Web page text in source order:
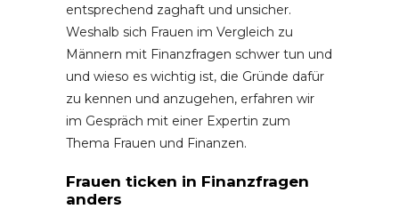
entsprechend zaghaft und unsicher.
Weshalb sich Frauen im Vergleich zu
Männern mit Finanzfragen schwer tun und
und wieso es wichtig ist, die Gründe dafür
zu kennen und anzugehen, erfahren wir
im Gespräch mit einer Expertin zum
Thema Frauen und Finanzen.
Frauen ticken in Finanzfragen
anders